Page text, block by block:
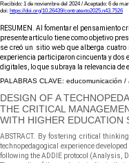
Recibido: 1 de noviembre del 2024 / Aceptado: 6 de
doi: https://doi.org/10.26439/contratexto2025.n43.7526
RESUMEN. Al fomentar el pensamiento
presente artículo tiene como objetivo
se creó un sitio web que alberga
experiencia participaron cincuenta y
digitales, lo que subraya la relevancia de
PALABRAS CLAVE: educomunicación
DESIGN OF A
THE CRITICAL
WITH HIGHER EDUCATION
ABSTRACT. By fostering critical
technopedagogical experience
following the ADDIE protocol (Analysis,